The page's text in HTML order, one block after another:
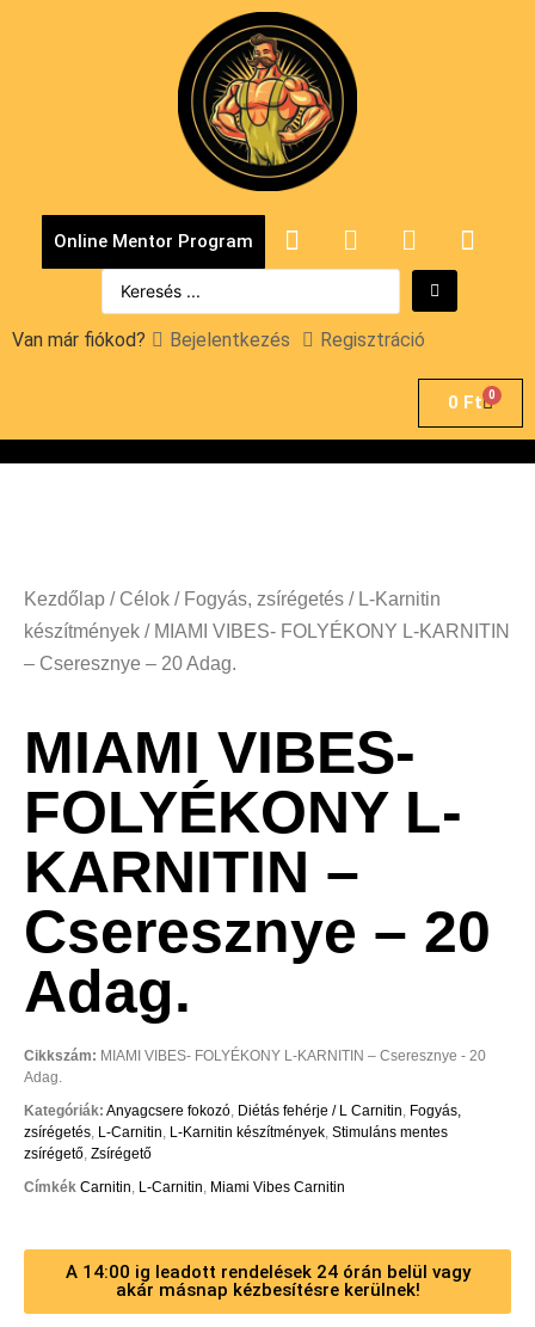
Online Mentor Program
Van már fiókod? Bejelentkezés Regisztráció
0 Ft 0
Kezdőlap / Célok / Fogyás, zsírégetés / L-Karnitin
készítmények / MIAMI VIBES- FOLYÉKONY L-KARNITIN
– Cseresznye – 20 Adag.
MIAMI VIBES-
FOLYÉKONY L-
KARNITIN –
Cseresznye – 20
Adag.
Cikkszám: MIAMI VIBES- FOLYÉKONY L-KARNITIN – Cseresznye - 20
Adag.
Kategóriák: Anyagcsere fokozó, Diétás fehérje / L Carnitin, Fogyás,
zsírégetés, L-Carnitin, L-Karnitin készítmények, Stimuláns mentes
zsírégető, Zsírégető
Címkék Carnitin, L-Carnitin, Miami Vibes Carnitin
A 14:00 ig leadott rendelések 24 órán belül vagy
akár másnap kézbesítésre kerülnek!